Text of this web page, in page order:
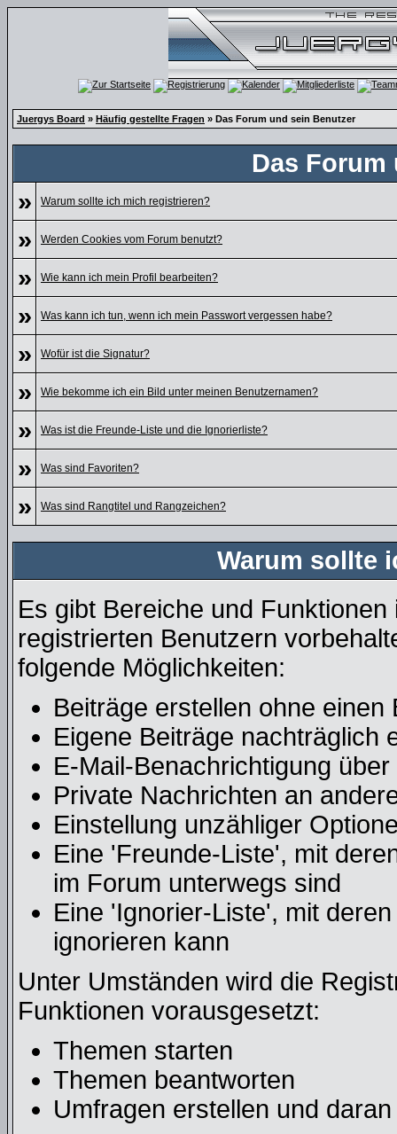
Juergys Board » Häufig gestellte Fragen » Das Forum und sein Benutzer
Das
»
Warum sollte ich mich registrieren?
» Werden Cookies vom Forum benutzt?
» Wie kann ich mein Profil bearbeiten?
» Was kann ich tun, wenn ich mein Passwort vergessen habe?
» Wofür ist die Signatur?
» Wie bekomme ich ein Bild unter meinen Benutzernamen?
» Was ist die Freunde-Liste und die Ignorierliste?
» Was sind Favoriten?
» Was sind Rangtitel und Rangzeichen?
Warum sollte
Es gibt Bereiche und
registrierten Benutzern
folgende Möglichkeiten:
Beiträge erstellen ohne
Eigene Beiträge nachträglich
E-Mail-Benachrichtigung
Private Nachrichten an
Einstellung unzähliger
Eine 'Freunde-Liste', mit
im Forum unterwegs sind
Eine 'Ignorier-Liste', mit
ignorieren kann
Unter Umständen wird die
Funktionen vorausgesetzt:
Themen starten
Themen beantworten
Umfragen erstellen und